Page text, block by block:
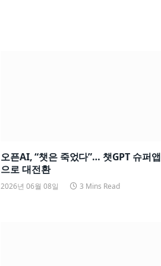
오픈AI, “챗은 죽었다”… 챗GPT 슈퍼앱
으로 대전환
2026년 06월 08일 3 Mins Read